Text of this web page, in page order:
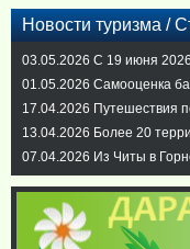
Новости туризма /
03.05.2026 С 19 июня
01.05.2026 Самооценка
17.04.2026 Путешествия
13.04.2026 Более 20
07.04.2026 Из Читы в